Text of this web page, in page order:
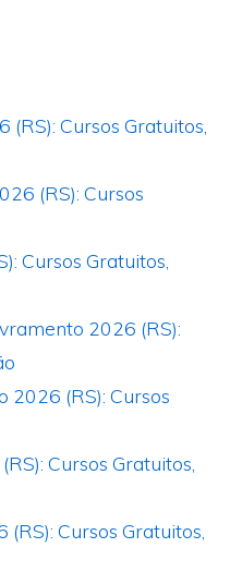
Cursos Gratuitos,
(RS): Cursos
Cursos Gratuitos,
2026 (RS):
2026 (RS): Cursos
Cursos Gratuitos,
Cursos Gratuitos,